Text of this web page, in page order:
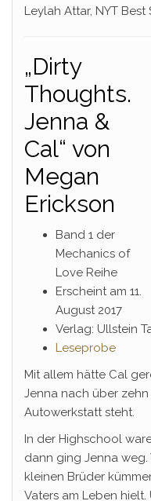
Leylah Attar, NYT
„Dirty
Thoughts.
Jenna &
Cal“ von
Megan
Erickson
Band 1 der
Mechanics of
Love Reihe
Erscheint am 11.
August 2017
Verlag: Ullstein
Leseprobe
Mit allem hätte Cal
Jenna nach über
Autowerkstatt steht.
In der Highschool
dann ging Jenna weg.
kleinen Brüder
Vaters am Leben